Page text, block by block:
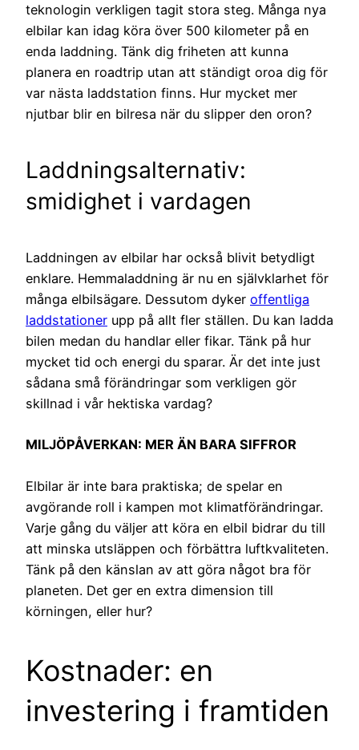
teknologin verkligen tagit stora steg. Många nya
elbilar kan idag köra över 500 kilometer på en
enda laddning. Tänk dig friheten att kunna
planera en roadtrip utan att ständigt oroa dig för
var nästa laddstation finns. Hur mycket mer
njutbar blir en bilresa när du slipper den oron?
Laddningsalternativ:
smidighet i vardagen
Laddningen av elbilar har också blivit betydligt
enklare. Hemmaladdning är nu en självklarhet för
många elbilsägare. Dessutom dyker offentliga
laddstationer upp på allt fler ställen. Du kan ladda
bilen medan du handlar eller fikar. Tänk på hur
mycket tid och energi du sparar. Är det inte just
sådana små förändringar som verkligen gör
skillnad i vår hektiska vardag?
MILJÖPÅVERKAN: MER ÄN BARA SIFFROR
Elbilar är inte bara praktiska; de spelar en
avgörande roll i kampen mot klimatförändringar.
Varje gång du väljer att köra en elbil bidrar du till
att minska utsläppen och förbättra luftkvaliteten.
Tänk på den känslan av att göra något bra för
planeten. Det ger en extra dimension till
körningen, eller hur?
Kostnader: en
investering i framtiden